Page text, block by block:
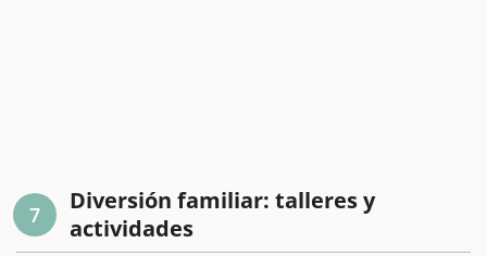
7
Diversión familiar: talleres y
actividades